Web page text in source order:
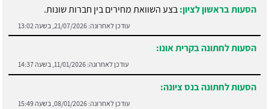
הסעות בראשון לציון:בצע השוואת מחירים בין חברות שונות.
עודכן לאחרונה: 21/07/2026, בשעה 13:02
הסעות לחתונה בקרית אונו:
עודכן לאחרונה: 11/01/2026, בשעה 14:37
הסעות לחתונה בנס ציונה:
עודכן לאחרונה: 08/01/2026, בשעה 15:49